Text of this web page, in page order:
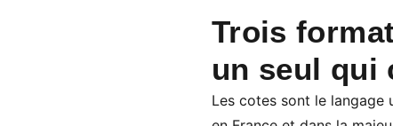
Trois
un seul qui
Les cotes sont le langage